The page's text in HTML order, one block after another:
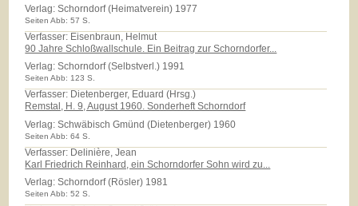
Verlag:Schorndorf (Heimatverein) 1977
Seiten Abb: 57 S.
Verfasser: Eisenbraun, Helmut
90 Jahre Schloßwallschule. Ein Beitrag zur Schorndorfer...
Verlag:Schorndorf (Selbstverl.) 1991
Seiten Abb: 123 S.
Verfasser: Dietenberger, Eduard (Hrsg.)
Remstal, H. 9, August 1960. Sonderheft Schorndorf
Verlag:Schwäbisch Gmünd (Dietenberger) 1960
Seiten Abb: 64 S.
Verfasser: Delinière, Jean
Karl Friedrich Reinhard, ein Schorndorfer Sohn wird zu...
Verlag:Schorndorf (Rösler) 1981
Seiten Abb: 52 S.